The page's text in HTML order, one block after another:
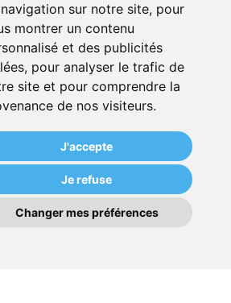
sur notre site, pour
montrer un contenu
et des publicités
pour analyser le trafic de
site et pour comprendre la
de nos visiteurs.
J'accepte
Je refuse
Changer mes préférences
Livraison
Retrait à la pharmacie
Livraison chez vous
Livraison dans un Point Relais